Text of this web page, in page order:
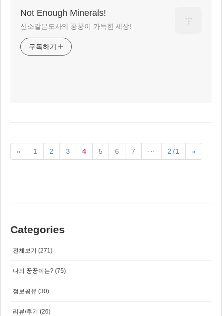
Not Enough Minerals!
산소같은도사의 꿍꿍이 가득한 세상!
구독하기
« 1 2 3 4 5 6 7 ··· 271 »
Categories
전체보기 (271)
나의 꿍꿍이는? (75)
정보공유 (30)
리뷰/후기 (26)